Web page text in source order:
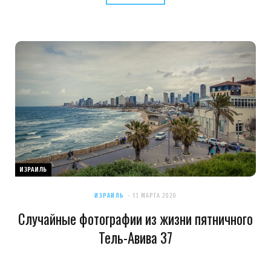
ИЗРАИЛЬ
ИЗРАИЛЬ 13 МАРТА 2020
Случайные фотографии из жизни пятничного
Тель-Авива 37